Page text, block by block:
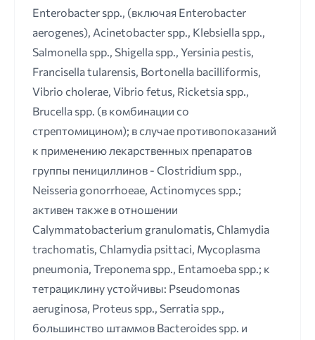
Enterobacter spp., (включая Enterobacter
aerogenes), Acinetobacter spp., Klebsiella spp.,
Salmonella spp., Shigella spp., Yersinia pestis,
Francisella tularensis, Bortonella bacilliformis,
Vibrio cholerae, Vibrio fetus, Ricketsia spp.,
Brucella spp. (в комбинации со
стрептомицином); в случае противопоказаний
к применению лекарственных препаратов
группы пенициллинов - Clostridium spp.,
Neisseria gonorrhoeae, Actinomyces spp.;
активен также в отношении
Сalymmatobacterium granulomatis, Chlamydia
trachomatis, Chlamydia psittaci, Mycoplasma
pneumonia, Treponema spp., Entamoeba spp.; к
тетрациклину устойчивы: Pseudomonas
aeruginosa, Proteus spp., Serratia spp.,
большинство штаммов Bacteroides spp. и